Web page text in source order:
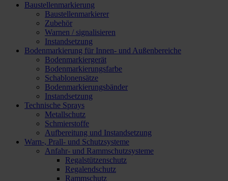
Baustellenmarkierung
Baustellenmarkierer
Zubehör
Warnen / signalisieren
Instandsetzung
Bodenmarkierung für Innen- und Außenbereiche
Bodenmarkiergerät
Bodenmarkierungsfarbe
Schablonensätze
Bodenmarkierungsbänder
Instandsetzung
Technische Sprays
Metallschutz
Schmierstoffe
Aufbereitung und Instandsetzung
Warn-, Prall- und Schutzsysteme
Anfahr- und Rammschutzsysteme
Regalstützenschutz
Regalendschutz
Rammschutz